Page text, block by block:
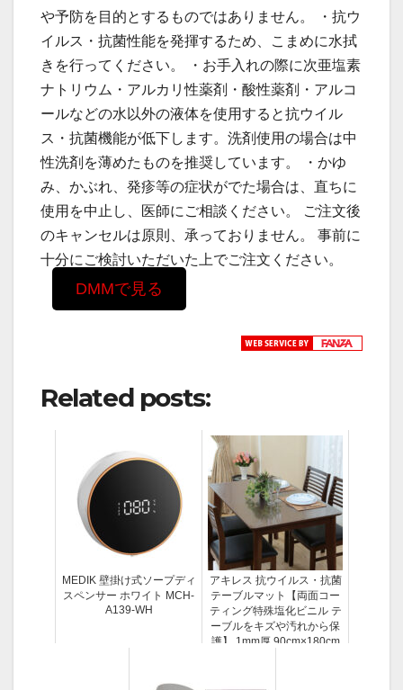
や予防を目的とするものではありません。 ・抗ウ
イルス・抗菌性能を発揮するため、こまめに水拭
きを行ってください。 ・お手入れの際に次亜塩素
ナトリウム・アルカリ性薬剤・酸性薬剤・アルコ
ールなどの水以外の液体を使用すると抗ウイル
ス・抗菌機能が低下します。洗剤使用の場合は中
性洗剤を薄めたものを推奨しています。 ・かゆ
み、かぶれ、発疹等の症状がでた場合は、直ちに
使用を中止し、医師にご相談ください。 ご注文後
のキャンセルは原則、承っておりません。 事前に
十分にご検討いただいた上でご注文ください。
DMMで見る
Related posts:
MEDIK 壁掛け式ソープディ
スペンサー ホワイト MCH-
A139-WH
アキレス 抗ウイルス・抗菌
テーブルマット【両面コー
ティング特殊塩化ビニル テ
ーブルをキズや汚れから保
護】 1mm厚 90cm×180cm